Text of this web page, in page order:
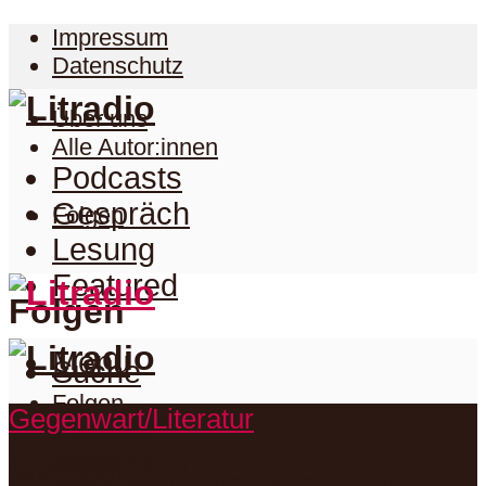
Impressum
Datenschutz
Über uns
Alle Autor:innen
Folgen
Folgen
Folgen
Facebook
Podcasts
Gespräch
Lesung
Featured
Menu
Suche
Podcasts
Gegenwart/Literatur